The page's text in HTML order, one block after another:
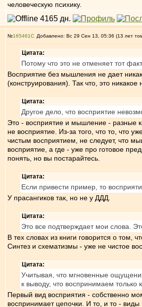
человеческую психику.
№165461 Добавлено: Вс 29 Сен 13, 05:36 (13 лет
Цитата:
Потому что это не отменяет тот
Восприятие без мышления не дает
(конструирования). Так что, это
Цитата:
Другое дело, что восприятие
Это - восприятие и мышление - разные
не восприятие. Из-за того, что то, что
чистым восприятием, не следует, что
восприятие, а где - уже про готовое
понять, но вы постарайтесь.
Цитата:
Если привести пример, то
У прасангиков так, но не у ДДД.
Цитата:
Это все подтверждает мои слова.
В тех словах из книги говорится о том,
Синтез и схематизмы - уже не чистое
Цитата:
Учитывая, что мгновенные
к выводу, что воспринимаем
Первый вид восприятия - собственно
воспринимает цепочки. И то, и то -